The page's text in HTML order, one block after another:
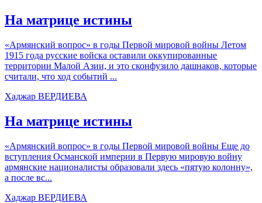
На матрице истины
«Армянский вопрос» в годы Первой мировой войны Летом
1915 года русские войска оставили оккупированные
территории Малой Азии, и это сконфузило дашнаков, которые
считали, что ход событий ...
Хаджар ВЕРДИЕВА
На матрице истины
«Армянский вопрос» в годы Первой мировой войны Еще до
вступления Османской империи в Первую мировую войну
армянские националисты образовали здесь «пятую колонну»,
а после вс...
Хаджар ВЕРДИЕВА